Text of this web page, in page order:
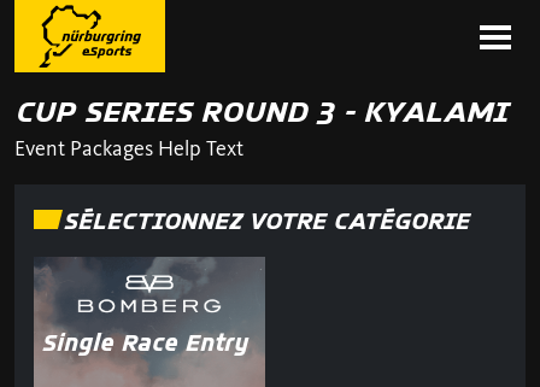
CUP SERIES ROUND 3 - KYALAMI
Event Packages Help Text
SÉLECTIONNEZ VOTRE CATÉGORIE
Single Race Entry